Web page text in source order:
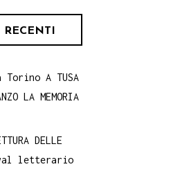
Torino A TUSA
LA MEMORIA
DELLE
letterario